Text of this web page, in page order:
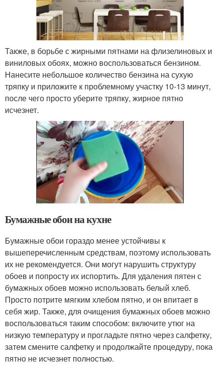
Также, в борьбе с жирными пятнами на флизелиновых и
виниловых обоях, можно воспользоваться бензином.
Нанесите небольшое количество бензина на сухую
тряпку и приложите к проблемному участку 10-13 минут,
после чего просто уберите тряпку, жирное пятно
исчезнет.
Бумажные обои на кухне
Бумажные обои гораздо менее устойчивы к
вышеперечисленным средствам, поэтому использовать
их не рекомендуется. Они могут нарушить структуру
обоев и попросту их испортить. Для удаления пятен с
бумажных обоев можно использовать белый хлеб.
Просто потрите мягким хлебом пятно, и он впитает в
себя жир. Также, для очищения бумажных обоев можно
воспользоваться таким способом: включите утюг на
низкую температуру и прогладьте пятно через салфетку,
затем смените салфетку и продолжайте процедуру, пока
пятно не исчезнет полностью.